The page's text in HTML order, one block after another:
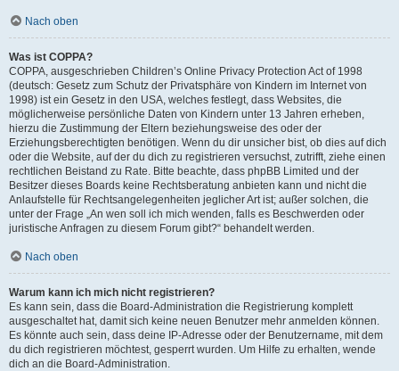
Nach oben
Was ist COPPA?
COPPA, ausgeschrieben Children’s Online Privacy Protection Act of 1998
(deutsch: Gesetz zum Schutz der Privatsphäre von Kindern im Internet von
1998) ist ein Gesetz in den USA, welches festlegt, dass Websites, die
möglicherweise persönliche Daten von Kindern unter 13 Jahren erheben,
hierzu die Zustimmung der Eltern beziehungsweise des oder der
Erziehungsberechtigten benötigen. Wenn du dir unsicher bist, ob dies auf dich
oder die Website, auf der du dich zu registrieren versuchst, zutrifft, ziehe einen
rechtlichen Beistand zu Rate. Bitte beachte, dass phpBB Limited und der
Besitzer dieses Boards keine Rechtsberatung anbieten kann und nicht die
Anlaufstelle für Rechtsangelegenheiten jeglicher Art ist; außer solchen, die
unter der Frage „An wen soll ich mich wenden, falls es Beschwerden oder
juristische Anfragen zu diesem Forum gibt?“ behandelt werden.
Nach oben
Warum kann ich mich nicht registrieren?
Es kann sein, dass die Board-Administration die Registrierung komplett
ausgeschaltet hat, damit sich keine neuen Benutzer mehr anmelden können.
Es könnte auch sein, dass deine IP-Adresse oder der Benutzername, mit dem
du dich registrieren möchtest, gesperrt wurden. Um Hilfe zu erhalten, wende
dich an die Board-Administration.